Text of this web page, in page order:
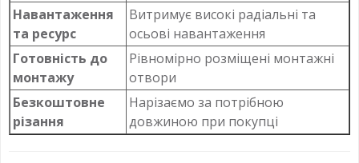
Навантаження
та ресурс
Витримує високі радіальні та
осьові навантаження
Готовність до
монтажу
Рівномірно розміщені монтажні
отвори
Безкоштовне
різання
Нарізаємо за потрібною
довжиною при покупці